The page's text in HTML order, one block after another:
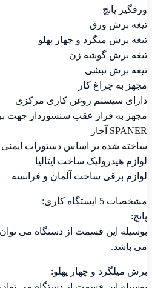
ورقگیر پانچ
تیغه برش ورق
تیغه برش میگرد و چهار پهلو
تیغه برش گوشه زن
تیغه برش نبشی
مجهز به چراغ کار
دارای سیستم روغن کاری مرکزی
مجهز به قرار عقب سنسوردار جهت
SPANER آچار
ساخته شده بر اساس دستورات ایمنی و
لوازم هیدرولیک ساخت ایتالیا
لوازم برقی ساخت آلمان و فرانسه
مشخصات 5 ایستگاه کاری:
پانچ:
بوسیله این قسمت از دستگاه می
می باشد.
برش میلگرد و چهار پهلو: